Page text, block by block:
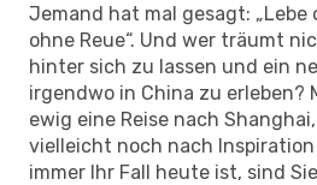
Jemand hat mal gesagt: „Lebe
ohne Reue“. Und wer träumt
hinter sich zu lassen und ein
irgendwo in China zu erleben?
ewig eine Reise nach
vielleicht noch nach Inspiration
immer Ihr Fall heute ist, sind